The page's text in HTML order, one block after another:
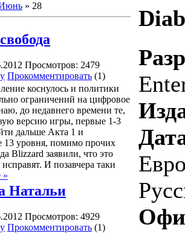
» 28
Просмотров: 2479
Прокомментировать (1)
коснулось и политики
ограничений на цифровое
до недавнего времени те,
версию игры, первые 1-3
дальше Акта 1 и
13 уровня, помимо прочих
Blizzard заявили, что это
И позавчера таки
»
Натальи
Просмотров: 4929
Прокомментировать (1)